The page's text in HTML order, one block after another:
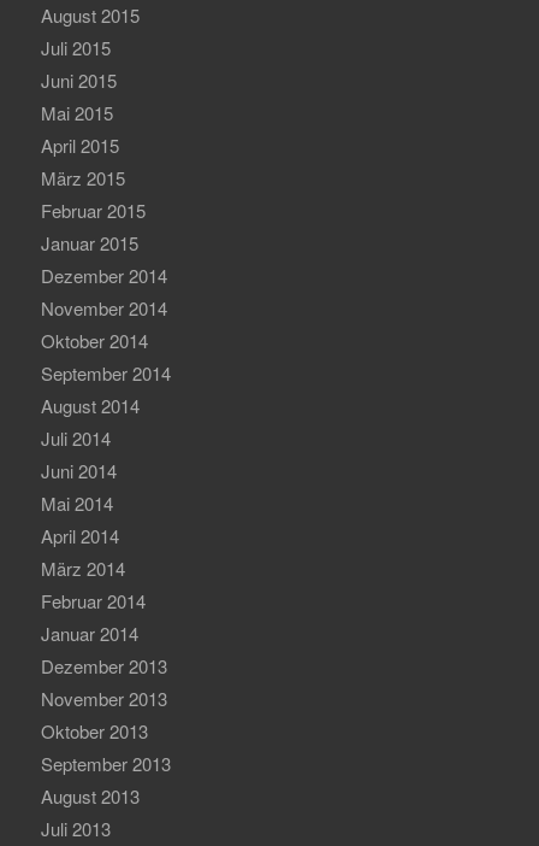
August 2015
Juli 2015
Juni 2015
Mai 2015
April 2015
März 2015
Februar 2015
Januar 2015
Dezember 2014
November 2014
Oktober 2014
September 2014
August 2014
Juli 2014
Juni 2014
Mai 2014
April 2014
März 2014
Februar 2014
Januar 2014
Dezember 2013
November 2013
Oktober 2013
September 2013
August 2013
Juli 2013